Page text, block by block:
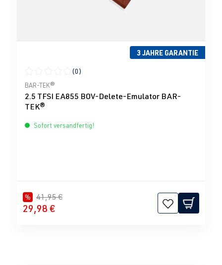
3 JAHRE GARANTIE
Durchschnittliche Bewertung von 0 von 5 Sternen
(0)
BAR-TEK®
2.5 TFSI EA855 BOV-Delete-Emulator BAR-
TEK®
Sofort versandfertig!
% 41,95 €
29,98 €